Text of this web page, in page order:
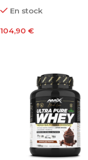
En stock
104,90 €